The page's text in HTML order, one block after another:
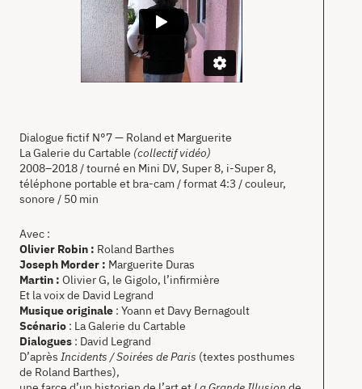
Dialogue fictif N°7 — Roland et Marguerite
La Galerie du Cartable (collectif vidéo)
2008–2018 / tourné en Mini DV, Super 8, i-Super 8,
téléphone portable et bra-cam / format 4:3 / couleur,
sonore / 50 min
Avec :
Olivier Robin : Roland Barthes
Joseph Morder : Marguerite Duras
Martin : Olivier G, le Gigolo, l’infirmière
Et la voix de David Legrand
Musique originale : Yoann et Davy Bernagoult
Scénario : La Galerie du Cartable
Dialogues : David Legrand
D’après Incidents / Soirées de Paris (textes posthumes
de Roland Barthes),